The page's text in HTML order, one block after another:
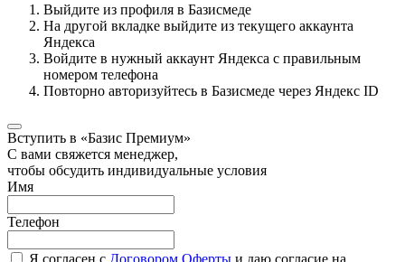
Выйдите из профиля в Базисмеде
На другой вкладке выйдите из текущего аккаунта
Яндекса
Войдите в нужный аккаунт Яндекса с правильным
номером телефона
Повторно авторизуйтесь в Базисмеде через Яндекс ID
Вступить в «Базис Премиум»
С вами свяжется менеджер,
чтобы обсудить индивидуальные условия
Имя
Телефон
Я согласен с Договором Оферты и даю согласие на